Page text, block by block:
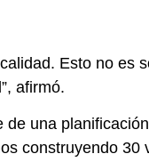
Esto no
afirmó.
una
construyendo